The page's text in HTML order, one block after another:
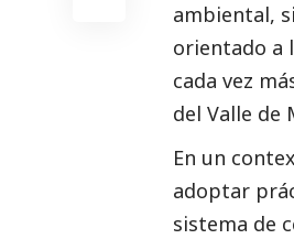
ambiental,
orientado a
cada vez
del Valle de
En un
adoptar
sistema de